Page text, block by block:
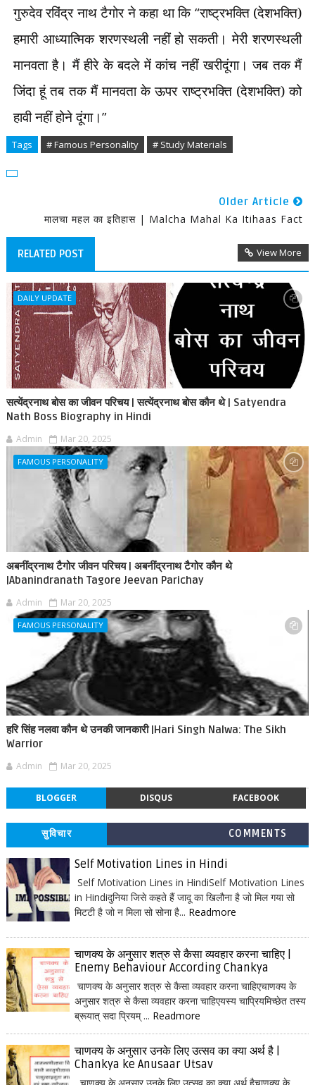
गुरुदेव रविंद्र नाथ टैगोर ने कहा था कि “राष्ट्रभक्ति (देशभक्ति)
हमारी आध्यात्मिक शरणस्थली नहीं हो सकती। मेरी शरणस्थली
मानवता है। मैं हीरे के बदले में कांच नहीं खरीदूंगा। जब तक मैं
जिंदा हूं तब तक मैं मानवता के ऊपर राष्ट्रभक्ति (देशभक्ति) को
हावी नहीं होने दूंगा।”
Tags # Famous Personality # Study Materials
Older Article
मालचा महल का इतिहास | Malcha Mahal Ka Itihaas Fact
RELATED POST View More
DAILY UPDATE
सत्येंद्रनाथ बोस का जीवन परिचय | सत्येंद्रनाथ बोस कौन थे | Satyendra
Nath Boss Biography in Hindi
Admin Mar 20, 2025
FAMOUS PERSONALITY
अबनींद्रनाथ टैगोर जीवन परिचय | अबनींद्रनाथ टैगोर कौन थे
|Abanindranath Tagore Jeevan Parichay
Admin Mar 20, 2025
FAMOUS PERSONALITY
हरि सिंह नलवा कौन थे उनकी जानकारी |Hari Singh Nalwa: The Sikh
Warrior
Admin Mar 20, 2025
BLOGGER DISQUS FACEBOOK
सुविचार COMMENTS
Self Motivation Lines in Hindi
Self Motivation Lines in HindiSelf Motivation Lines
in Hindiदुनिया जिसे कहते हैं जादू का खिलौना है जो मिल गया सो
मिटटी है जो न मिला सो सोना है... Readmore
चाणक्य के अनुसार शत्रु से कैसा व्यवहार करना चाहिए |
Enemy Behaviour According Chankya
चाणक्य के अनुसार शत्रु से कैसा व्यवहार करना चाहिएचाणक्य के
अनुसार शत्रु से कैसा व्यवहार करना चाहिएयस्य चाप्रियमिच्छेत तस्य
ब्रूयात् सदा प्रियम् ... Readmore
चाणक्य के अनुसार उनके लिए उत्सव का क्या अर्थ है |
Chankya ke Anusaar Utsav